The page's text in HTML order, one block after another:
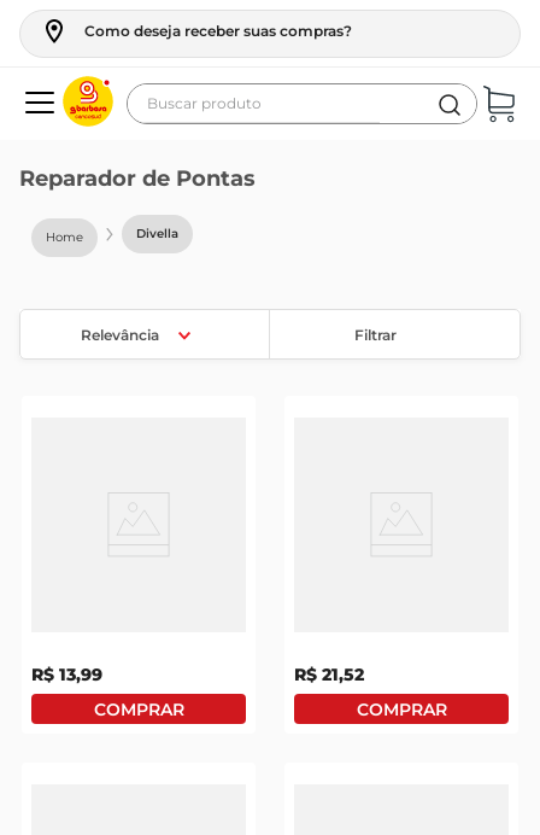
Como deseja receber suas compras?
Buscar produto
Reparador de Pontas
Divella
Relevância Filtrar
R$ 13,99 R$ 21,52
geladeira
maquina lavar
cerveja